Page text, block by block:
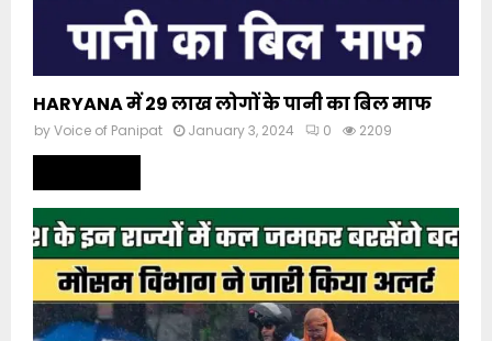
HARYANA में 29 लाख लोगों के पानी का बिल माफ
byVoice of Panipat January 3, 2024 0 2209